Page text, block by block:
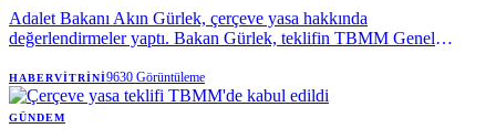
Adalet Bakanı Akın Gürlek, çerçeve yasa hakkında
değerlendirmeler yaptı. Bakan Gürlek, teklifin TBMM Genel
bir aydınlığa uyanacak" diye konuştu.
HABERVITRINI9630 Görüntüleme
GÜNDEM